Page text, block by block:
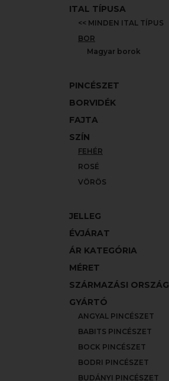
ITAL TÍPUSA
<< MINDEN ITAL TÍPUS
BOR
Magyar borok
PINCÉSZET
BORVIDÉK
FAJTA
SZÍN
FEHÉR
ROSÉ
VÖRÖS
JELLEG
ÉVJÁRAT
ÁR KATEGÓRIA
MÉRET
SZÁRMAZÁSI ORSZÁG
GYÁRTÓ
ANGYAL PINCÉSZET
BABITS PINCÉSZET
BOCK PINCÉSZET
BODRI PINCÉSZET
BUDÁNYI PINCÉSZET